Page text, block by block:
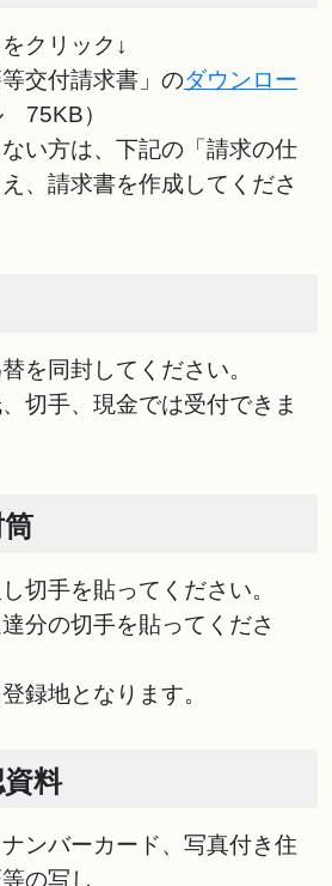
クリック↓
等交付請求書」のダウンロー
イル 75KB）
い方は、下記の「請求の仕
、請求書を作成してくださ
を同封してください。
、切手、現金では受付できま
切手を貼ってください。
分の切手を貼ってくださ
録地となります。
料
ンバーカード、写真付き住
の写し